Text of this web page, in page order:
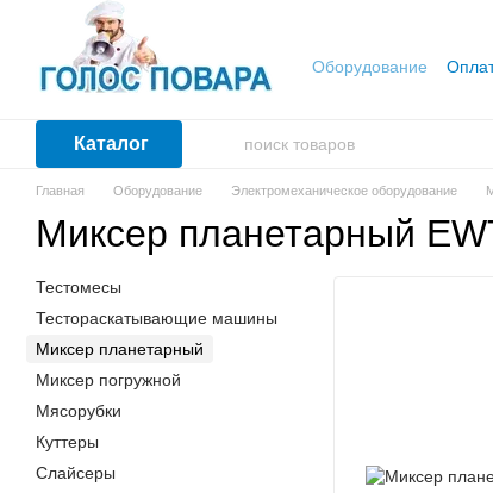
Перейти к основному контенту
Оборудование
Каталог
Главная Оборудование Электромеханическое оборудование
Миксер планетарный
Тестомесы
Тестораскатывающие машины
Миксер планетарный
Миксер погружной
Мясорубки
Куттеры
Слайсеры